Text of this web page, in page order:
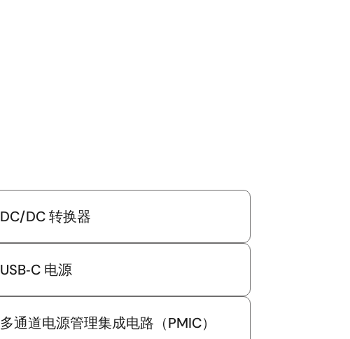
DC/DC 转换器
USB‑C 电源
多通道电源管理集成电路（PMIC）